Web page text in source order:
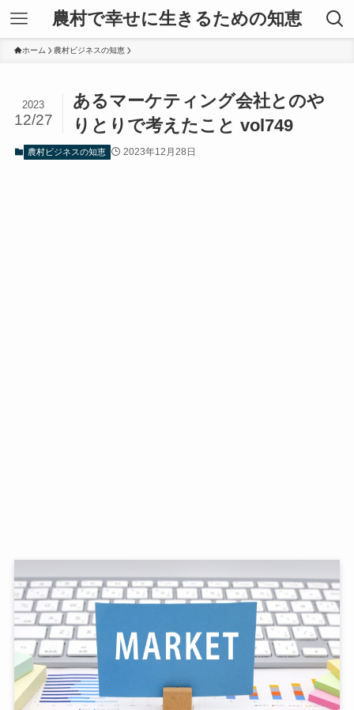
農村で幸せに生きるための知恵
ホーム 農村ビジネスの知恵
あるマーケティング会社とのや
りとりで考えたこと vol749
2023
12/27
農村ビジネスの知恵 2023年12月28日